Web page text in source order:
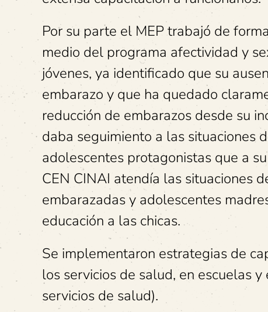
Por su parte el MEP trabajó de
medio del programa afectividad y
jóvenes, ya identificado que su
embarazo y que ha quedado
reducción de embarazos desde su
daba seguimiento a las situaciones
adolescentes protagonistas que a
CEN CINAI atendía las situaciones
embarazadas y adolescentes
educación a las chicas.
Se implementaron estrategias de
los servicios de salud, en escuelas
servicios de salud).